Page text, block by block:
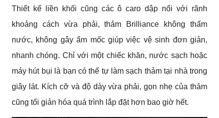
Thiết kế liền khối cũng các ô caro dập nổi với rãnh
khoảng cách vừa phải, thảm Brilliance không thấm
nước, không gây ẩm mốc giúp việc vệ sinh đơn giản,
nhanh chóng. Chỉ với một chiếc khăn, nước sạch hoặc
máy hút bụi là bạn có thể tự làm sạch thảm tại nhà trong
giây lát. Kích cỡ và độ dày vừa phải, gọn nhẹ của thảm
cũng tối giản hóa quá trình lắp đặt hơn bao giờ hết.